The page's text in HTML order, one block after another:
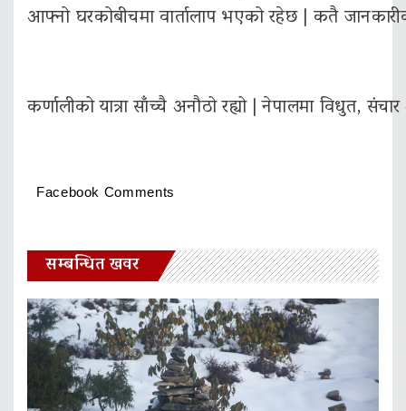
आफ्नो घरकोबीचमा वार्तालाप भएको रहेछ | कतै
कर्णालीको यात्रा साँच्चै अनौठो रह्यो | नेपालमा विधुत,
Facebook Comments
सम्बन्धित खवर